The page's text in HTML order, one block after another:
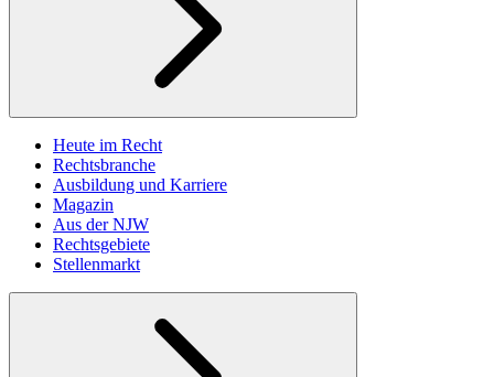
Heute im Recht
Rechtsbranche
Ausbildung und Karriere
Magazin
Aus der NJW
Rechtsgebiete
Stellenmarkt